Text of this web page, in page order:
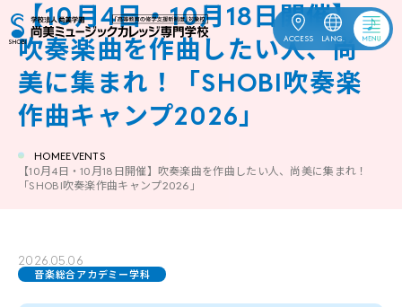
ACCESS LANG.
受験生応援 OPEN
ENGLISH
【10月4日・10月18日開催】
吹奏楽曲を作曲したい人、尚
美に集まれ！「SHOBI吹奏楽
作曲キャンプ2026」
HOMEEVENTS
【10月4日・10月18日開催】吹奏楽曲を作曲したい人、尚美に集まれ！
「SHOBI吹奏楽作曲キャンプ2026」
2026.05.06
音楽総合アカデミー学科